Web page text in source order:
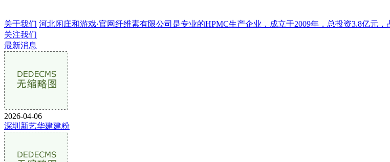
关于我们 河北闲庄和游戏·官网纤维素有限公司是专业的HPMC生产企业，成立于2009年，总投资3.8亿元，
关注我们
最新消息
2026-04-06
深圳新艺华建建粉